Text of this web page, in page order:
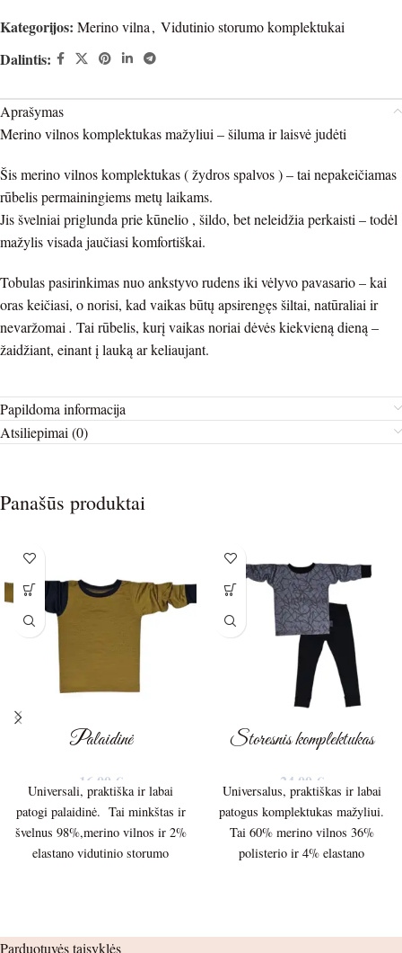
Kategorijos: Merino vilna, Vidutinio storumo komplektukai
Dalintis:
Aprašymas
Merino vilnos komplektukas mažyliui – šiluma ir laisvė judėti
Šis merino vilnos komplektukas ( žydros spalvos ) – tai nepakeičiamas
rūbelis permainingiems metų laikams.
Jis švelniai priglunda prie kūnelio , šildo, bet neleidžia perkaisti – todėl
mažylis visada jaučiasi komfortiškai.
Tobulas pasirinkimas nuo ankstyvo rudens iki vėlyvo pavasario – kai
oras keičiasi, o norisi, kad vaikas būtų apsirengęs šiltai, natūraliai ir
nevaržomai . Tai rūbelis, kurį vaikas noriai dėvės kiekvieną dieną –
žaidžiant, einant į lauką ar keliaujant.
Papildoma informacija
Atsiliepimai (0)
Panašūs produktai
Palaidinė
16,00 €
Universali, praktiška ir labai
patogi palaidinė. Tai minkštas ir
švelnus 98%,merino vilnos ir 2%
elastano vidutinio storumo
Storesnis komplektukas
24,00 €
Universalus, praktiškas ir labai
patogus komplektukas mažyliui.
Tai 60% merino vilnos 36%
polisterio ir 4% elastano
Parduotuvės taisyklės